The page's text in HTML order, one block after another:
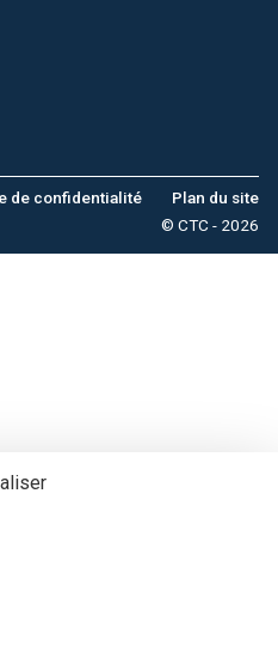
de confidentialité
Plan du site
© CTC - 2026